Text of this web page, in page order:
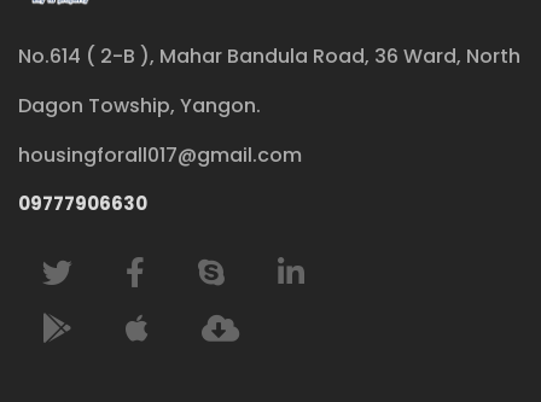
No.614 ( 2-B ), Mahar Bandula Road, 36 Ward, North
Dagon Towship, Yangon.
housingforall017@gmail.com
09777906630